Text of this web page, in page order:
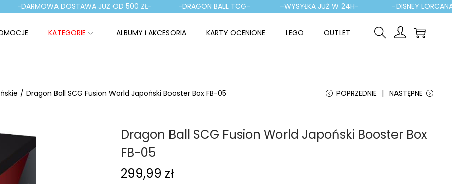
-DARMOWA DOSTAWA JUŻ OD 500 ZŁ- -DRAGON BALL TCG- -WYSYŁKA JUŻ W 24H- -DISNEY LORCANA-
KATEGORIE ALBUMY i AKCESORIA KARTY OCENIONE LEGO OUTLET
/ Dragon Ball SCG Fusion World Japoński Booster Box FB-05 POPRZEDNIE NASTĘPNE
Dragon Ball SCG Fusion World Japoński Booster Box
FB-05
299,99 zł